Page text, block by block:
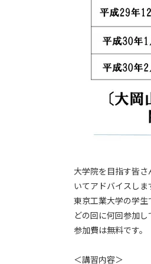
大学院を目指す皆
いてアドバイスしま
東京工業大学の学
どの回に何回参加
参加費は無料です。
＜講習内容＞